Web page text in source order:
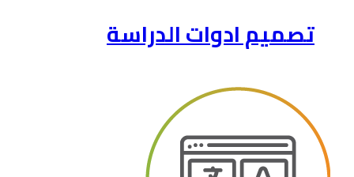
تصميم ادوات الدراسة